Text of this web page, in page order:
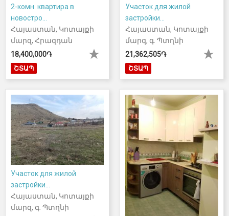
2-комн. квартира в
новостро...
Հայաստան, Կոտայքի
մարզ, Հրազդան
18,400,000֏
ՇՏԱՊ
Участок для жилой
застройки...
Հայաստան, Կոտայքի
մարզ, գ. Պտղնի
21,362,505֏
ՇՏԱՊ
Участок для жилой
застройки...
Հայաստան, Կոտայքի
մարզ, գ. Պտղնի